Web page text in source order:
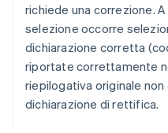
richiede una correzione.
selezione occorre
dichiarazione corretta
riportate correttamente
riepilogativa originale
dichiarazione di rettifica.